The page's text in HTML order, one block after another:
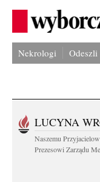
Nekrologi Odeszli
LUCYNA
Naszemu
Prezesowi Zarządu